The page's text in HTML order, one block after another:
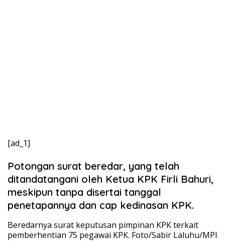
[ad_1]
Potongan surat beredar, yang telah
ditandatangani oleh Ketua KPK Firli Bahuri,
meskipun tanpa disertai tanggal
penetapannya dan cap kedinasan KPK.
Beredarnya surat keputusan pimpinan KPK terkait
pemberhentian 75 pegawai KPK. Foto/Sabir Laluhu/MPI